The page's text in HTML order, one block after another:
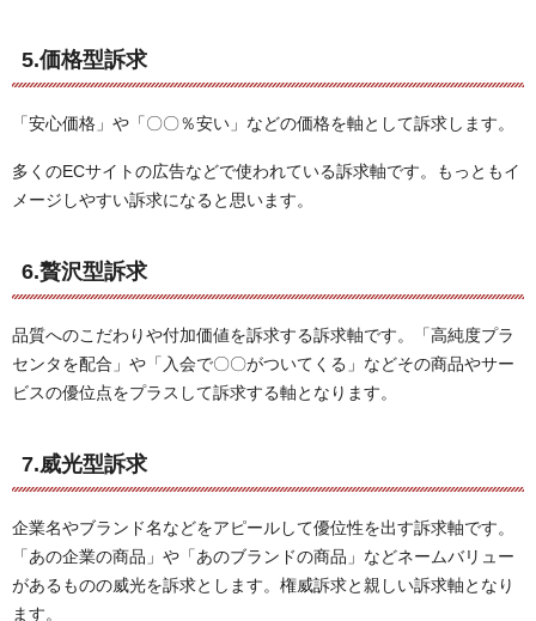
5.価格型訴求
「安心価格」や「〇〇％安い」などの価格を軸として訴求します。
多くのECサイトの広告などで使われている訴求軸です。もっともイ
メージしやすい訴求になると思います。
6.贅沢型訴求
品質へのこだわりや付加価値を訴求する訴求軸です。「高純度プラ
センタを配合」や「入会で〇〇がついてくる」などその商品やサー
ビスの優位点をプラスして訴求する軸となります。
7.威光型訴求
企業名やブランド名などをアピールして優位性を出す訴求軸です。
「あの企業の商品」や「あのブランドの商品」などネームバリュー
があるものの威光を訴求とします。権威訴求と親しい訴求軸となり
ます。